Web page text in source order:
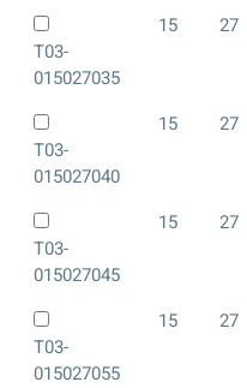
T03-
015027035
15 27
T03-
015027040
15 27
T03-
015027045
15 27
T03-
015027055
15 27